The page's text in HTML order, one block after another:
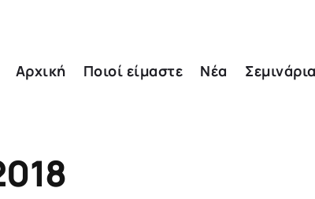
Αρχική Ποιοί είμαστε Νέα Σεμινάρια